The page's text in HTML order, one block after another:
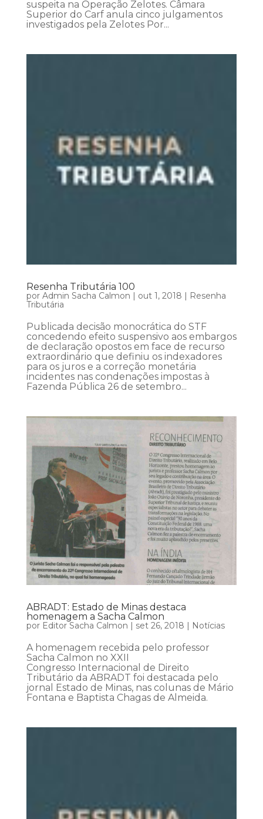
suspeita na Operação Zelotes. Câmara
Superior do Carf anula cinco julgamentos
investigados pela Zelotes Por...
Resenha Tributária 100
por Admin Sacha Calmon | out 1, 2018 | Resenha
Tributária
Publicada decisão monocrática do STF
concedendo efeito suspensivo aos embargos
de declaração opostos em face de recurso
extraordinário que definiu os indexadores
para os juros e a correção monetária
incidentes nas condenações impostas à
Fazenda Pública 26 de setembro...
ABRADT: Estado de Minas destaca
homenagem a Sacha Calmon
por Editor Sacha Calmon | set 26, 2018 | Notícias
A homenagem recebida pelo professor
Sacha Calmon no XXII
Congresso Internacional de Direito
Tributário da ABRADT foi destacada pelo
jornal Estado de Minas, nas colunas de Mário
Fontana e Baptista Chagas de Almeida.